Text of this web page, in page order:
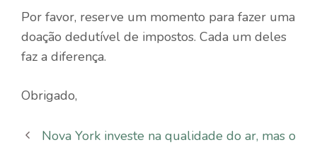
Por favor, reserve um momento para fazer uma
doação dedutível de impostos. Cada um deles
faz a diferença.
Obrigado,
Nova York investe na qualidade do ar, mas o